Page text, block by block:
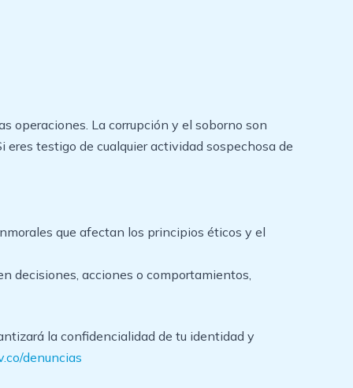
operaciones. La corrupción y el soborno son
testigo de cualquier actividad sospechosa de
que afectan los principios éticos y el
decisiones, acciones o comportamientos,
la confidencialidad de tu identidad y
denuncias